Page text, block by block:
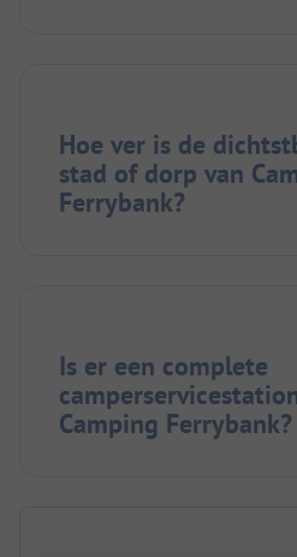
Hoe ver is de
stad of dorp van
Ferrybank?
Is er een complete
Camping Ferrybank?